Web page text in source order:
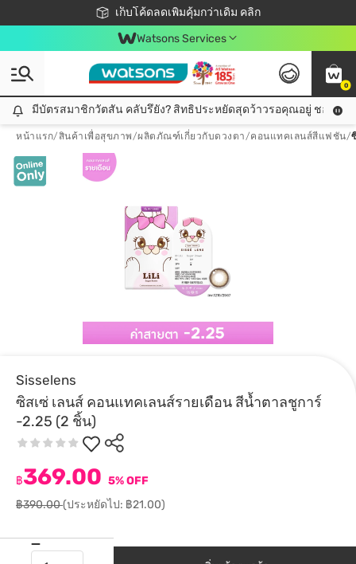
เก็บโค้ดลดเพิ่มคุ้มกว่าเดิม คลิก
ชอปออนไลน์ครั้งแรก ลดเพิ่มจุก ๆ 10%! 🎉
📦ส่งฟรี! เมื่อชอป 499฿
สมาชิกวัตสัน คลับดียังไง?
Watsons Services
0
มีบัตรสมาชิกวัตสัน คลับรึยัง? สิทธิประหยัดสุดว้าวรอคุณอยู่ ชอปคุ้มกว่าเดิม คลิก!
มีบัตรสมาชิกวัตสัน คลับรึยัง? สิทธิประหยัดสุดว้าวรอคุณอยู่ ชอปคุ้มก
หน้าแรก/สินค้าเพื่อสุขภาพ/ผลิตภัณฑ์เกี่ยวกับดวงตา/คอนแทคเลนส์สีแฟชัน/
Sisselens
ซิสเซ่ เลนส์ คอนแทคเลนส์รายเดือน สีน้ำตาลชูการ์
-2.25 (2 ชิ้น)
฿369.00 5% OFF
฿390.00(ประหยัดไป: ฿21.00)